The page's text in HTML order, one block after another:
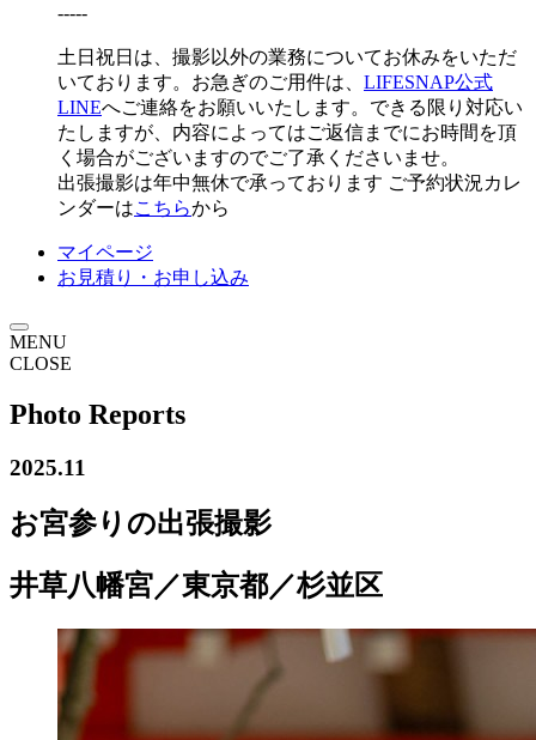
-----
土日祝日は、撮影以外の業務についてお休みをいただ
いております。お急ぎのご用件は、 LIFESNAP公式
LINEへご連絡をお願いいたします。できる限り対応い
たしますが、内容によってはご返信までにお時間を頂
く場合がございますのでご了承くださいませ。
出張撮影は年中無休で承っております ご予約状況カレ
ンダーはこちらから
マイページ
お見積り・お申し込み
MENU
CLOSE
Photo Reports
2025.11
お宮参りの出張撮影
井草八幡宮／東京都／杉並区